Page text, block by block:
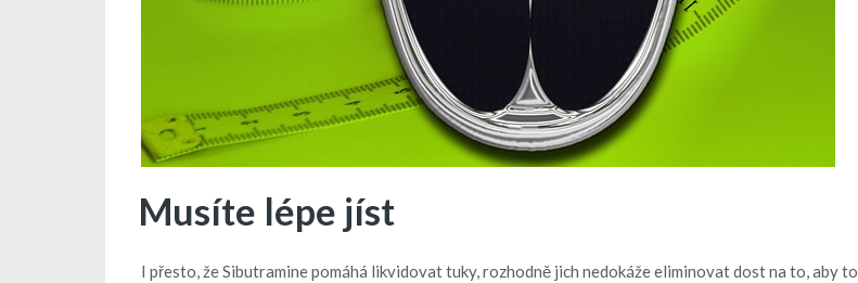
Musíte lépe jíst
I přesto, že Sibutramine pomáhá likvidovat tuky, rozhodně jich nedokáže eliminovat dost na to, aby to